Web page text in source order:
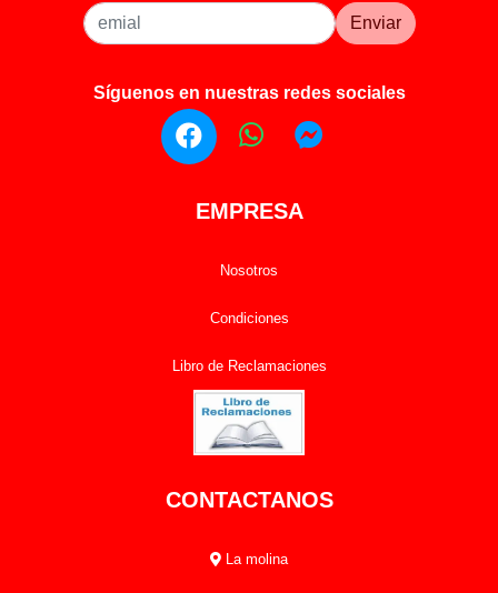
Enviar
Síguenos en nuestras redes sociales
EMPRESA
Nosotros
Condiciones
Libro de Reclamaciones
CONTACTANOS
La molina